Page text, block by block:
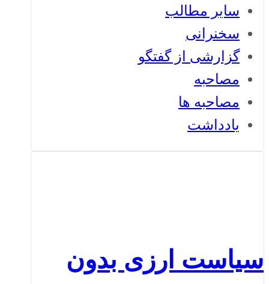
سایر مطالب
سخنرانی
گزارشی از گفتگو
مصاحبه
مصاحبه ها
یادداشت
سیاست ارزی بدون